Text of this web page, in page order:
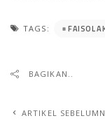
TAGS: FAISOL
BAGIKAN..
ARTIKEL